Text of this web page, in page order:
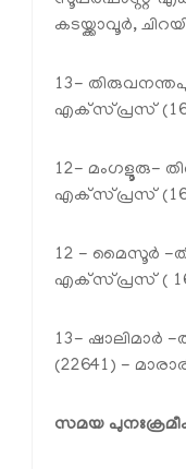
കടയ്ക്കാവൂർ,
13-
എക്‌സ്പ്രസ്
12- മംഗളൂരു-
എക്‌സ്പ്രസ്
12 - മൈസൂർ -
എക്‌സ്പ്രസ് (
13-
(22641) -
സമയ